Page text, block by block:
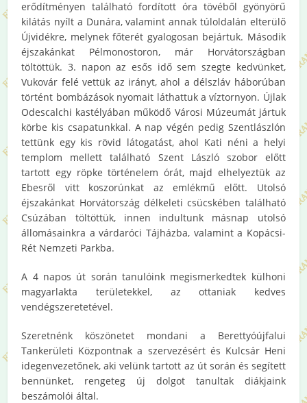
erődítményen található fordított óra tövéből gyönyörű
kilátás nyílt a Dunára, valamint annak túloldalán elterülő
Újvidékre, melynek főterét gyalogosan bejártuk. Második
éjszakánkat Pélmonostoron, már Horvátországban
töltöttük. 3. napon az esős idő sem szegte kedvünket,
Vukovár felé vettük az irányt, ahol a délszláv háborúban
történt bombázások nyomait láthattuk a víztornyon. Újlak
Odescalchi kastélyában működő Városi Múzeumát jártuk
körbe kis csapatunkkal. A nap végén pedig Szentlászlón
tettünk egy kis rövid látogatást, ahol Kati néni a helyi
templom mellett található Szent László szobor előtt
tartott egy röpke történelem órát, majd elhelyeztük az
Ebesről vitt koszorúnkat az emlékmű előtt. Utolsó
éjszakánkat Horvátország délkeleti csücskében található
Csúzában töltöttük, innen indultunk másnap utolsó
állomásainkra a várdaróci Tájházba, valamint a Kopácsi-
Rét Nemzeti Parkba.
A 4 napos út során tanulóink megismerkedtek külhoni
magyarlakta területekkel, az ottaniak kedves
vendégszeretetével.
Szeretnénk köszönetet mondani a Berettyóújfalui
Tankerületi Központnak a szervezésért és Kulcsár Heni
idegenvezetőnek, aki velünk tartott az út során és segített
bennünket, rengeteg új dolgot tanultak diákjaink
beszámolói által.